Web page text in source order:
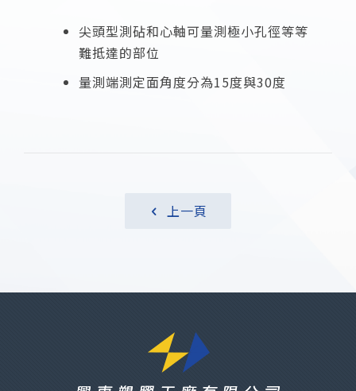
尖頭型測砧和心軸可量測極小孔徑等等
難抵達的部位
量測端測定面角度分為15度與30度
上一頁